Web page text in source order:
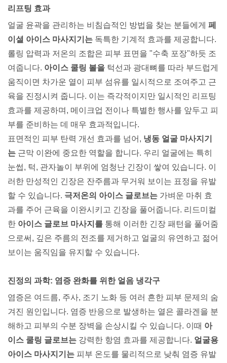
리프팅 효과
얼굴 윤곽을 관리하는 비침습적인 방법을 찾는 분들에게 페
이셜 아이스 마사지기는 독특한 기계적 효과를 제공합니다.
롤링 압력과 저온의 조합은 피부 표면을 "수축 포장"하듯 조
여줍니다. 아이스 쿨링 볼을 턱선과 광대뼈를 따라 부드럽게
움직이면 차가운 열이 피부 섬유를 일시적으로 조여주고 근
육을 진정시켜 줍니다. 이는 즉각적이지만 일시적인 리프팅
효과를 제공하며, 메이크업 전이나 특별한 행사를 앞두고 피
부를 준비하는 데 매우 효과적입니다.
표면적인 피부 탄력 개선 효과를 넘어, 냉동 얼굴 마사지기
는 근막 이완에 중요한 역할을 합니다. 우리 얼굴에는 특히
눈썹, 턱, 관자놀이 부위에 엄청난 긴장이 쌓여 있습니다. 이
러한 만성적인 긴장은 잔주름과 무거워 보이는 표정을 유발
할 수 있습니다. 극저온의 아이스 글로브는 가벼운 마취 효
과를 주어 근육을 이완시키고 긴장을 풀어줍니다. 리드미컬
한 아이스 글로브 마사지를 통해 이러한 긴장 패턴을 풀어줌
으로써, 깊은 주름의 전조를 제거하고 얼굴의 유연하고 젊어
보이는 움직임을 유지할 수 있습니다.
진정의 과학: 염증 완화를 위한 얼음 냉각구
염증은 여드름, 주사, 조기 노화 등 여러 흔한 피부 문제의 숨
겨진 원인입니다. 염증 반응으로 발생하는 열은 콜라겐을 분
해하고 피부의 수분 장벽을 손상시킬 수 있습니다. 이때 아
이스 쿨링 글로브는 강력한 항염 효과를 제공합니다. 얼굴용
아이스 마사지기는 피부 온도를 물리적으로 낮춰 염증 유발